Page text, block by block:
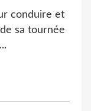
conduire et
sa tournée